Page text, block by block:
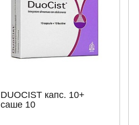
DUOCIST капс. 10+
саше 10